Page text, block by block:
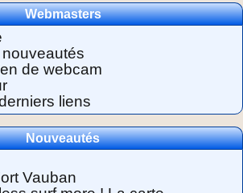
Webmasters
de webcam
liens
Nouveautés
Vauban